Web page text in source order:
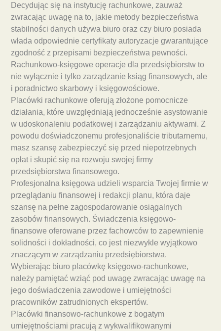
Decydując się na instytucję rachunkowe, zauważ
zwracając uwagę na to, jakie metody bezpieczeństwa
stabilności danych używa biuro oraz czy biuro posiada
włada odpowiednie certyfikaty autoryzacje gwarantujące
zgodność z przepisami bezpieczeństwa pewności.
Rachunkowo-księgowe operacje dla przedsiębiorstw to
nie wyłącznie i tylko zarządzanie ksiąg finansowych, ale
i poradnictwo skarbowy i księgowościowe.
Placówki rachunkowe oferują złożone pomocnicze
działania, które uwzględniają jednocześnie asystowanie
w udoskonaleniu podatkowej i zarządzaniu aktywami. Z
powodu doświadczonemu profesjonaliście tributarnemu,
masz szansę zabezpieczyć się przed niepotrzebnych
opłat i skupić się na rozwoju swojej firmy
przedsiębiorstwa finansowego.
Profesjonalna księgowa udzieli wsparcia Twojej firmie w
przeglądaniu finansowej i redakcji planu, która daje
szansę na pełne zagospodarowanie osiągalnych
zasobów finansowych. Świadczenia księgowo-
finansowe oferowane przez fachowców to zapewnienie
solidności i dokładności, co jest niezwykle wyjątkowo
znaczącym w zarządzaniu przedsiębiorstwa.
Wybierając biuro placówkę księgowo-rachunkowe,
należy pamiętać wziąć pod uwagę zwracając uwagę na
jego doświadczenia zawodowe i umiejętności
pracowników zatrudnionych ekspertów.
Placówki finansowo-rachunkowe z bogatym
umiejętnościami pracują z wykwalifikowanymi